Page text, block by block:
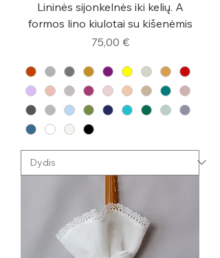
Lininės sijonkelnės iki kelių. A
formos lino kiulotai su kišenėmis
Kaina
75,00 €